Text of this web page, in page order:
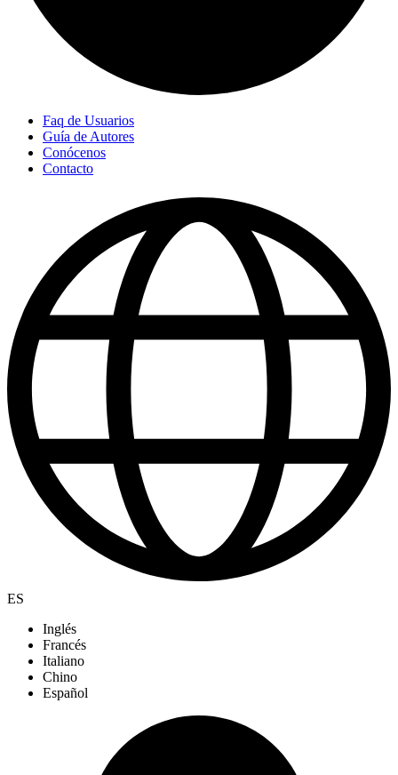
Faq de Usuarios
Guía de Autores
Conócenos
Contacto
ES
Inglés
Francés
Italiano
Chino
Español